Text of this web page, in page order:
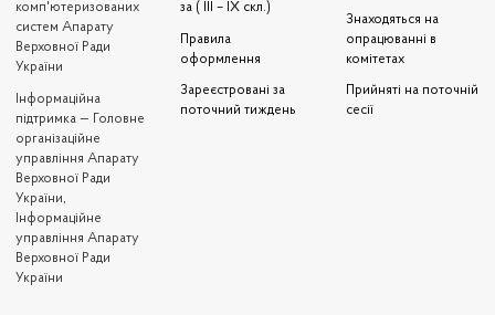
комп'ютеризованих
систем Апарату
Верховної Ради
України
Iнформаційна
підтримка — Головне
організаційне
управління Апарату
Верховної Ради
України,
Інформаційне
управління Апарату
Верховної Ради
України
за ( III – IX скл.)
Правила
оформлення
Зареєстровані за
поточний тиждень
Знаходяться на
опрацюванні в
комітетах
Прийняті на поточній
сесії